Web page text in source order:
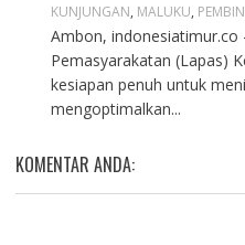
KUNJUNGAN, MALUKU,
Ambon, indonesiatimur.co
Pemasyarakatan (Lapas)
kesiapan penuh untuk
mengoptimalkan...
KOMENTAR ANDA: